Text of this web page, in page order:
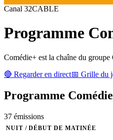
Canal 32CABLE
Programme
Comédie+ est la chaîne du groupe
🔴 Regarder en direct📅 Grille du
Programme
37 émissions
NUIT / DÉBUT DE MATINÉE